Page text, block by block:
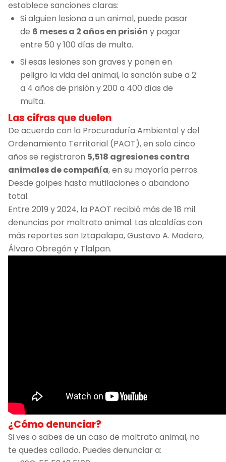
establece sanciones claras:
Si alguien lesiona a un animal, puede pasar
de 6 meses a 2 años en prisión y pagar
entre 50 y 100 días de multa.
Si esas lesiones son graves y ponen en
peligro la vida del animal, la sanción sube a 2
a 4 años de prisión y 200 a 400 días de
multa.
Las cifras que duelen
De acuerdo con la Procuraduría Ambiental y del
Ordenamiento Territorial (PAOT), en solo cinco
años se registraron 5,518 agresiones contra
animales de compañía, en su mayoría perros.
Desde golpes hasta mutilaciones o abandono
total.
Entre 2019 y 2024, la PAOT recibió más de 18 mil
denuncias por maltrato animal. Las alcaldías con
más reportes son Iztapalapa, Gustavo A. Madero,
Álvaro Obregón y Tlalpan.
¿Cómo denunciar?
Si ves o sabes de un caso de maltrato animal, no
te quedes callado. Puedes denunciar a: